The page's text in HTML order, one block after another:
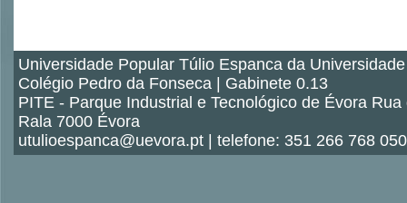
Universidade Popular Túlio Espanca da
Colégio Pedro da Fonseca | Gabinete 0.13
PITE - Parque Industrial e Tecnológico de Évora Rua
Rala 7000 Évora
utulioespanca@uevora.pt | telefone: 351 266 768 050